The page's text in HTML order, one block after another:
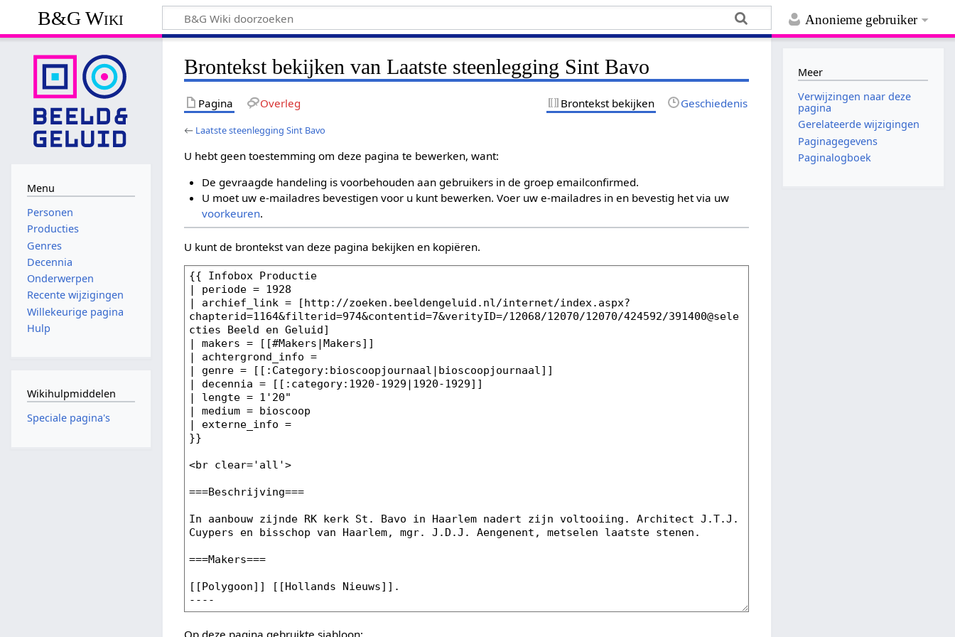
Anonieme gebruiker
B&G Wiki
Brontekst bekijken van Laatste steenlegging Sint Bavo
Pagina Overleg Brontekst bekijken Geschiedenis
← Laatste steenlegging Sint Bavo
U hebt geen toestemming om deze pagina te bewerken, want:
De gevraagde handeling is voorbehouden aan gebruikers in de groep emailconfirmed.
U moet uw e-mailadres bevestigen voor u kunt bewerken. Voer uw e-mailadres in en bevestig het via uw
voorkeuren.
U kunt de brontekst van deze pagina bekijken en kopiëren.
Op deze pagina gebruikte sjabloon:
Menu
Personen
Producties
Genres
Decennia
Onderwerpen
Recente wijzigingen
Willekeurige pagina
Hulp
Wikihulpmiddelen
Speciale pagina's
Meer
Verwijzingen naar deze
pagina
Gerelateerde wijzigingen
Paginagegevens
Paginalogboek